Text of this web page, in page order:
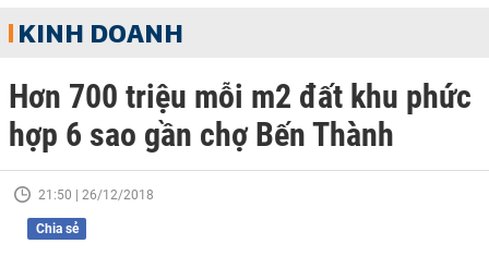
KINH DOANH
Hơn 700 triệu mỗi m2 đất khu phức
hợp 6 sao gần chợ Bến Thành
21:50 | 26/12/2018
Chia sẻ